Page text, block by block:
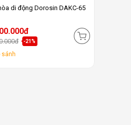
di động Dorosin DAKC-65
-21%
sánh